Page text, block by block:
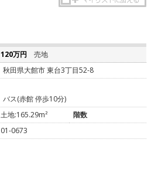
120万円
売地
秋田県大館市 東台3丁目52-8
バス(赤館 停歩10分)
土地:165.29m²
階数
01-0673